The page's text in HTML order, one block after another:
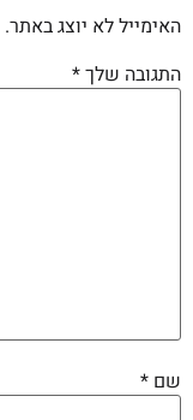
האימייל לא יוצג באתר.
התגובה שלך*
שם *